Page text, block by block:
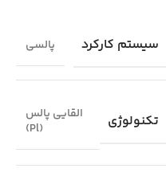
سیستم کارکرد پالسی
تکنولوژی
القایی پالس
(Pl)